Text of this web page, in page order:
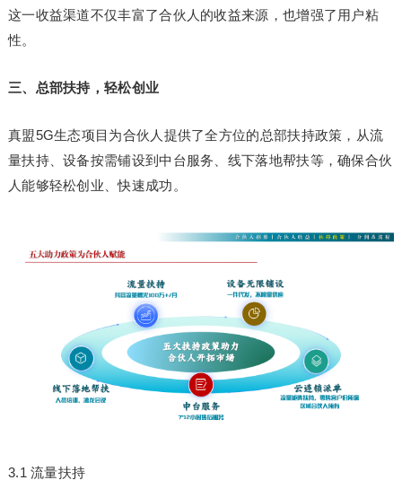
这一收益渠道不仅丰富了合伙人的收益来源，也增强了用户粘
性。
三、总部扶持，轻松创业
真盟5G生态项目为合伙人提供了全方位的总部扶持政策，从流
量扶持、设备按需铺设到中台服务、线下落地帮扶等，确保合伙
人能够轻松创业、快速成功。
3.1 流量扶持